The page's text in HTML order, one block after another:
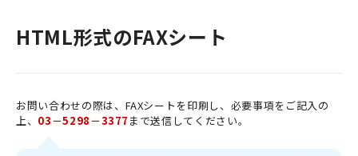
HTML形式のFAXシート
お問い合わせの際は、FAXシートを印刷し、必要事項をご記入の
上、 03－5298－3377 まで送信してください。